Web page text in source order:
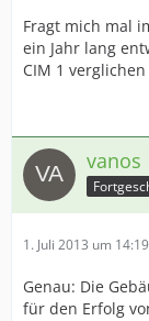
Fragt mich mal
ein Jahr lang
CIM 1
vanos
1. Juli 2013 um 14:19
Genau: Die
für den Erfolg